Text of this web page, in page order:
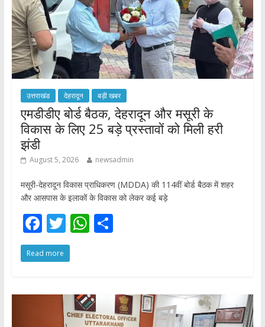
उत्तराखंड देहरादून बड़ी खबर
एमडीडीए बोर्ड बैठक, देहरादून और मसूरी के
विकास के लिए 25 बड़े प्रस्तावों को मिली हरी
झंडी
August 5, 2026 newsadmin
मसूरी-देहरादून विकास प्राधिकरण (MDDA) की 114वीं बोर्ड बैठक में शहर
और आसपास के इलाकों के विकास को लेकर कई बड़े
F
ac
e
o
T
w
itt
W
A
p
S
Read more